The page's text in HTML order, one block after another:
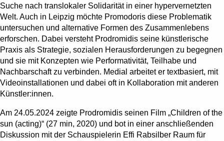
Suche nach translokaler Solidarität in einer hypervernetzten
Welt. Auch in Leipzig möchte Promodoris diese Problematik
untersuchen und alternative Formen des Zusammenlebens
erforschen. Dabei versteht Prodromidis seine künstlerische
Praxis als Strategie, sozialen Herausforderungen zu begegnen
und sie mit Konzepten wie Performativität, Teilhabe und
Nachbarschaft zu verbinden. Medial arbeitet er textbasiert, mit
Videoinstallationen und dabei oft in Kollaboration mit anderen
Künstler:innen.
Am 24.05.2024 zeigte Prodromidis seinen Film „Children of the
sun (acting)“ (27 min, 2020) und bot in einer anschließenden
Diskussion mit der Schauspielerin Effi Rabsilber Raum für